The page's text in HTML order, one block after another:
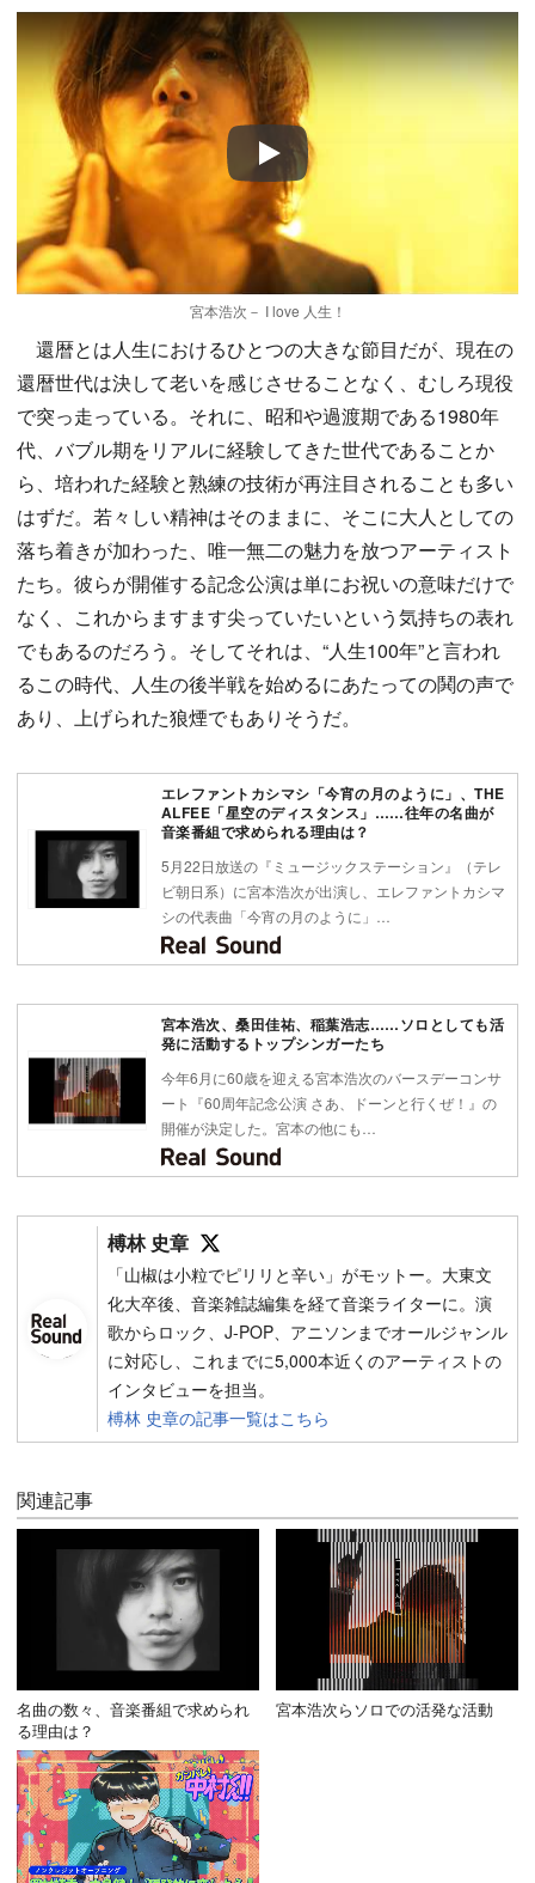
Play
宮本浩次－ I love 人生！
還暦とは人生におけるひとつの大きな節目だが、現在の
還暦世代は決して老いを感じさせることなく、むしろ現役
で突っ走っている。それに、昭和や過渡期である1980年
代、バブル期をリアルに経験してきた世代であることか
ら、培われた経験と熟練の技術が再注目されることも多い
はずだ。若々しい精神はそのままに、そこに大人としての
落ち着きが加わった、唯一無二の魅力を放つアーティスト
たち。彼らが開催する記念公演は単にお祝いの意味だけで
なく、これからますます尖っていたいという気持ちの表れ
でもあるのだろう。そしてそれは、“人生100年”と言われ
るこの時代、人生の後半戦を始めるにあたっての鬨の声で
あり、上げられた狼煙でもありそうだ。
エレファントカシマシ「今宵の月のように」、THE
ALFEE「星空のディスタンス」……往年の名曲が
音楽番組で求められる理由は？
5月22日放送の『ミュージックステーション』（テレ
ビ朝日系）に宮本浩次が出演し、エレファントカシマ
シの代表曲「今宵の月のように」…
宮本浩次、桑田佳祐、稲葉浩志……ソロとしても活
発に活動するトップシンガーたち
今年6月に60歳を迎える宮本浩次のバースデーコンサ
ート『60周年記念公演 さあ、ドーンと行くぜ！』の
開催が決定した。宮本の他にも…
榑林 史章
「山椒は小粒でピリリと辛い」がモットー。大東文
化大卒後、音楽雑誌編集を経て音楽ライターに。演
歌からロック、J-POP、アニソンまでオールジャンル
に対応し、これまでに5,000本近くのアーティストの
インタビューを担当。
榑林 史章の記事一覧はこちら
関連記事
名曲の数々、音楽番組で求められ
る理由は？
宮本浩次らソロでの活発な活動